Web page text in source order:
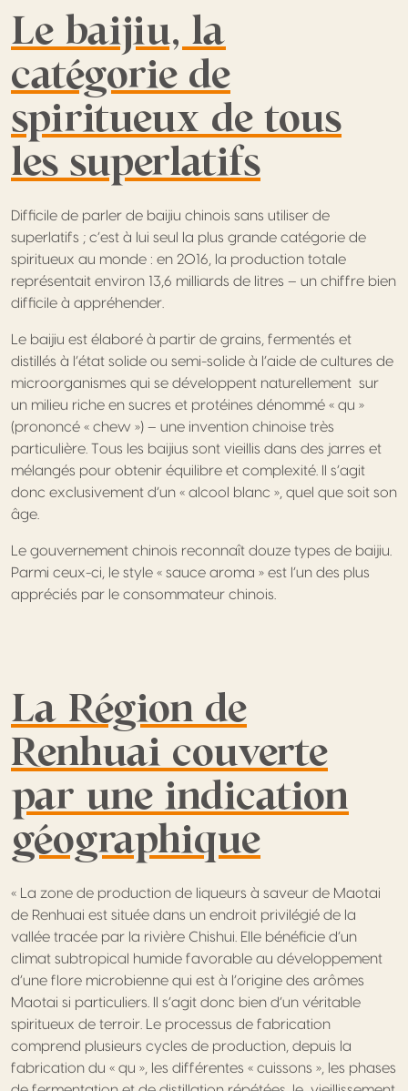
Le baijiu, la
catégorie de
spiritueux de tous
les superlatifs
Difficile de parler de baijiu chinois sans utiliser de
superlatifs ; c’est à lui seul la plus grande catégorie de
spiritueux au monde : en 2016, la production totale
représentait environ 13,6 milliards de litres – un chiffre bien
difficile à appréhender.
Le baijiu est élaboré à partir de grains, fermentés et
distillés à l’état solide ou semi-solide à l’aide de cultures de
microorganismes qui se développent naturellement sur
un milieu riche en sucres et protéines dénommé « qu »
(prononcé « chew ») – une invention chinoise très
particulière. Tous les baijius sont vieillis dans des jarres et
mélangés pour obtenir équilibre et complexité. Il s’agit
donc exclusivement d’un « alcool blanc », quel que soit son
âge.
Le gouvernement chinois reconnaît douze types de baijiu.
Parmi ceux-ci, le style « sauce aroma » est l’un des plus
appréciés par le consommateur chinois.
La Région de
Renhuai couverte
par une indication
géographique
« La zone de production de liqueurs à saveur de Maotai
de Renhuai est située dans un endroit privilégié de la
vallée tracée par la rivière Chishui. Elle bénéficie d’un
climat subtropical humide favorable au développement
d’une flore microbienne qui est à l’origine des arômes
Maotai si particuliers. Il s’agit donc bien d’un véritable
spiritueux de terroir. Le processus de fabrication
comprend plusieurs cycles de production, depuis la
fabrication du « qu », les différentes « cuissons », les phases